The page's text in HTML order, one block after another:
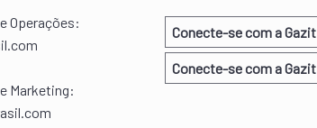
Operações:
Marketing:
Conecte-se com a Gazit
Conecte-se com a Gazit